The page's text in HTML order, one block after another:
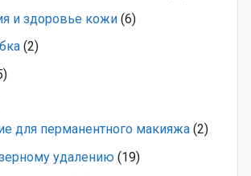
и здоровье кожи (6)
(2)
для перманентного макияжа (2)
удалению (19)